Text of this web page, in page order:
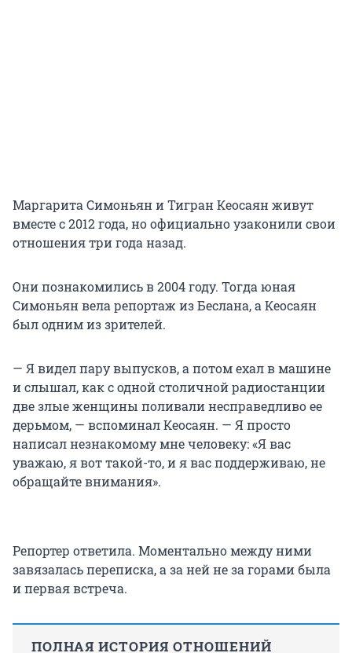
Маргарита Симоньян и Тигран Кеосаян живут
вместе с 2012 года, но официально узаконили свои
отношения три года назад.
Они познакомились в 2004 году. Тогда юная
Симоньян вела репортаж из Беслана, а Кеосаян
был одним из зрителей.
— Я видел пару выпусков, а потом ехал в машине
и слышал, как с одной столичной радиостанции
две злые женщины поливали несправедливо ее
дерьмом, — вспоминал Кеосаян. — Я просто
написал незнакомому мне человеку: «Я вас
уважаю, я вот такой-то, и я вас поддерживаю, не
обращайте внимания».
Репортер ответила. Моментально между ними
завязалась переписка, а за ней не за горами была
и первая встреча.
ПОЛНАЯ ИСТОРИЯ ОТНОШЕНИЙ